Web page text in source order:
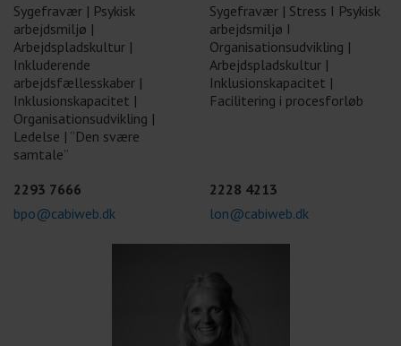
Sygefravær | Psykisk
arbejdsmiljø |
Arbejdspladskultur |
Inkluderende
arbejdsfællesskaber |
Inklusionskapacitet |
Organisationsudvikling |
Ledelse | ”Den svære
samtale”
2293 7666
bpo@cabiweb.dk
Sygefravær | Stress I Psykisk
arbejdsmiljø I
Organisationsudvikling |
Arbejdspladskultur |
Inklusionskapacitet |
Facilitering i procesforløb
2228 4213
lon@cabiweb.dk